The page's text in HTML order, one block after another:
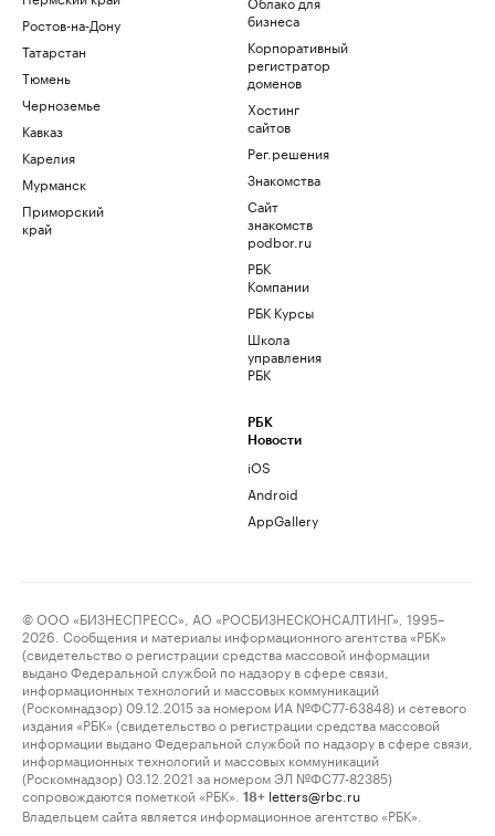
Ростов-на-Дону
Татарстан
Тюмень
Черноземье
Кавказ
Карелия
Мурманск
Приморский
край
бизнеса
Корпоративный
регистратор
доменов
Хостинг
сайтов
Рег.решения
Знакомства
Сайт
знакомств
podbor.ru
РБК
Компании
РБК Курсы
Школа
управления
РБК
РБК
Новости
iOS
Android
AppGallery
© ООО «БИЗНЕСПРЕСС», АО «РОСБИЗНЕСКОНСАЛТИНГ», 1995–
2026. Сообщения и материалы информационного агентства «РБК»
(свидетельство о регистрации средства массовой информации
выдано Федеральной службой по надзору в сфере связи,
информационных технологий и массовых коммуникаций
(Роскомнадзор) 09.12.2015 за номером ИА №ФС77-63848) и сетевого
издания «РБК» (свидетельство о регистрации средства массовой
информации выдано Федеральной службой по надзору в сфере связи,
информационных технологий и массовых коммуникаций
(Роскомнадзор) 03.12.2021 за номером ЭЛ №ФС77-82385)
сопровождаются пометкой «РБК».
18+ letters@rbc.ru
Владельцем сайта является информационное агентство «РБК».